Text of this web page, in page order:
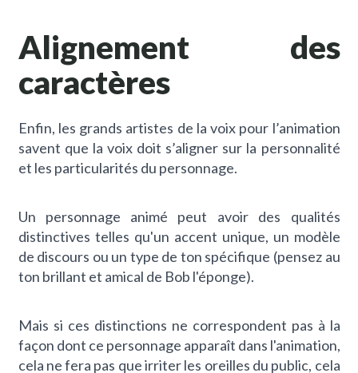
Alignement des
caractères
Enfin, les grands artistes de la voix pour l’animation
savent que la voix doit s’aligner sur la personnalité
et les particularités du personnage.
Un personnage animé peut avoir des qualités
distinctives telles qu'un accent unique, un modèle
de discours ou un type de ton spécifique (pensez au
ton brillant et amical de Bob l'éponge).
Mais si ces distinctions ne correspondent pas à la
façon dont ce personnage apparaît dans l'animation,
cela ne fera pas que irriter les oreilles du public, cela